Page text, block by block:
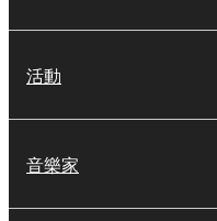
活動
音樂家